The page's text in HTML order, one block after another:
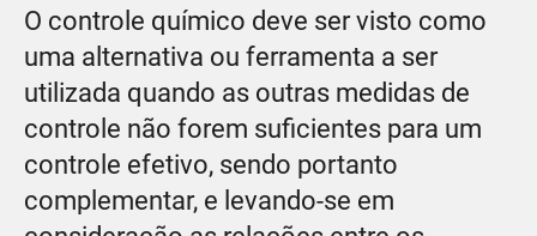
O controle químico deve ser visto como
uma alternativa ou ferramenta a ser
utilizada quando as outras medidas de
controle não forem suficientes para um
controle efetivo, sendo portanto
complementar, e levando-se em